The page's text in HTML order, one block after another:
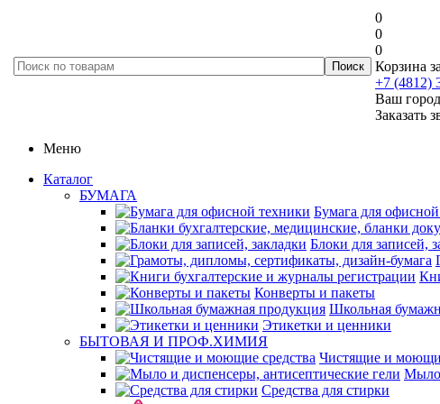
0
0
0
Корзина
+7 (4812)
Ваш
Заказать
Меню
Каталог
БУМАГА
Бумага для
Блоки для записей,
Конверты и пакеты
Школьная
Этикетки и ценники
БЫТОВАЯ И ПРОФ.ХИМИЯ
Чистящие и
Мыло
Средства для стирки